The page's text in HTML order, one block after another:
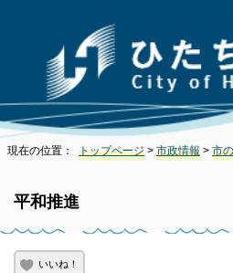
現在の位置： トップページ > 市政情報 > 市
平和推進
いいね！